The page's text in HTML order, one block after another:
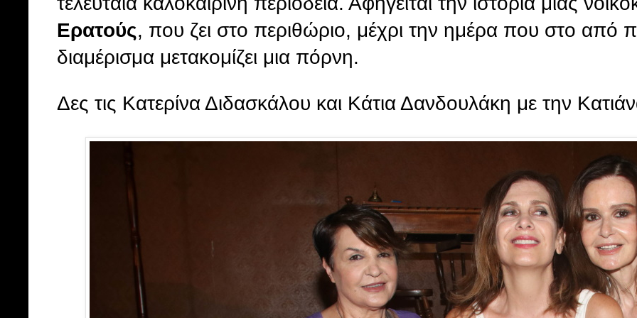
Ερατούς, που ζει στο περιθώριο, μέχρι την ημέρα που στο από
διαμέρισμα μετακομίζει μια πόρνη.
Δες τις Κατερίνα Διδασκάλου και Κάτια Δανδουλάκη με την